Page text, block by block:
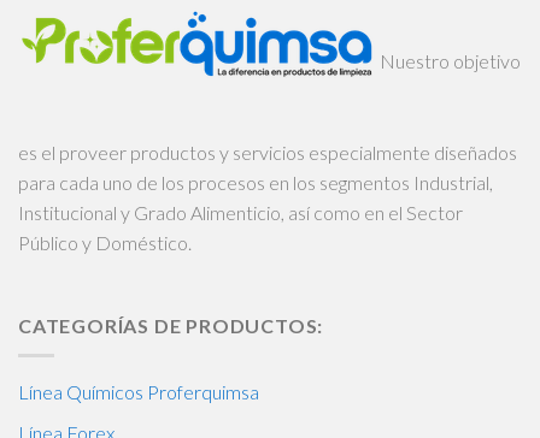
Nuestro objetivo
es el proveer productos y servicios especialmente diseñados
para cada uno de los procesos en los segmentos Industrial,
Institucional y Grado Alimenticio, así como en el Sector
Público y Doméstico.
CATEGORÍAS DE PRODUCTOS:
Línea Químicos Proferquimsa
Línea Forex